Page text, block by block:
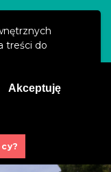
treści do
Akceptuję